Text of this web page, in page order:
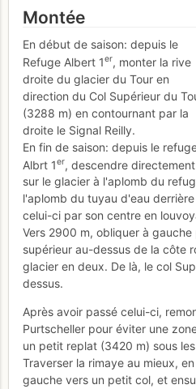
Montée
En début de saison: depuis le
Refuge Albert 1er, monter la rive
droite du glacier du Tour en
direction du Col Supérieur du
(3288 m) en contournant par la
droite le Signal Reilly.
En fin de saison: depuis le
Albrt 1er
, descendre directement
sur le glacier à l'aplomb du
l'aplomb du tuyau d'eau
celui-ci par son centre en
Vers 2900 m, obliquer à
supérieur au-dessus de la côte
glacier en deux. De là, le col
dessus.
Après avoir passé celui-ci,
Purtscheller pour éviter une
un petit replat (3420 m) sous
Traverser la rimaye au mieux,
gauche vers un petit col, et